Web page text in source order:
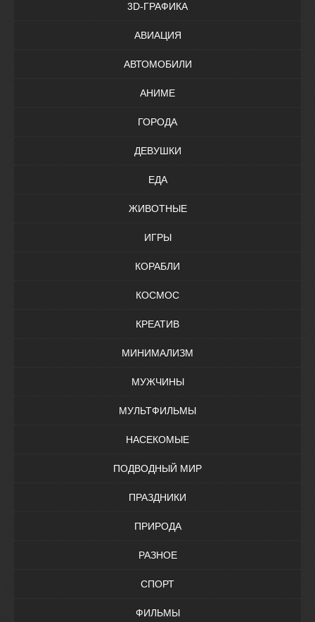
3D-ГРАФИКА
АВИАЦИЯ
АВТОМОБИЛИ
АНИМЕ
ГОРОДА
ДЕВУШКИ
ЕДА
ЖИВОТНЫЕ
ИГРЫ
КОРАБЛИ
КОСМОС
КРЕАТИВ
МИНИМАЛИЗМ
МУЖЧИНЫ
МУЛЬТФИЛЬМЫ
НАСЕКОМЫЕ
ПОДВОДНЫЙ МИР
ПРАЗДНИКИ
ПРИРОДА
РАЗНОЕ
СПОРТ
ФИЛЬМЫ